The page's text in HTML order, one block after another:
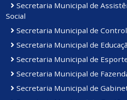
Secretaria Municipal de
Social
Secretaria Municipal de
Secretaria Municipal de
Secretaria Municipal de
Secretaria Municipal de
Secretaria Municipal de